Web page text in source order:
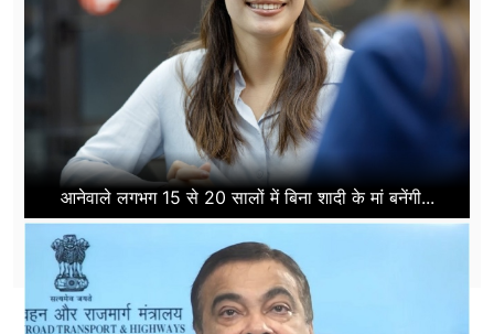
आनेवाले लगभग 15 से 20 सालों में बिना शादी के मां बनेंगी...